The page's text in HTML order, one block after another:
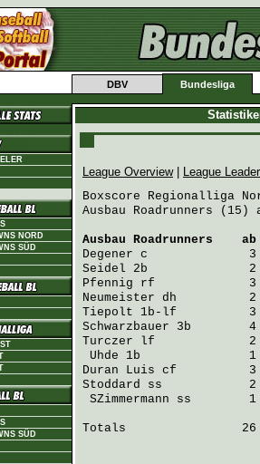
DBV Bundesliga
NORD
SÜD
SÜD
League Overview|
League
Boxscore Regionalliga
Ausbau Roadrunners
Ausbau Roadrunners
ab
Degener c              3
Seidel 2b              2
Pfennig rf             3
Neumeister dh          2
Tiepolt 1b-lf          3
Schwarzbauer 3b        4
Turczer lf             2
Uhde 1b               1
Duran Luis cf          3
Stoddard ss            2
SZimmermann ss        1
Totals                26